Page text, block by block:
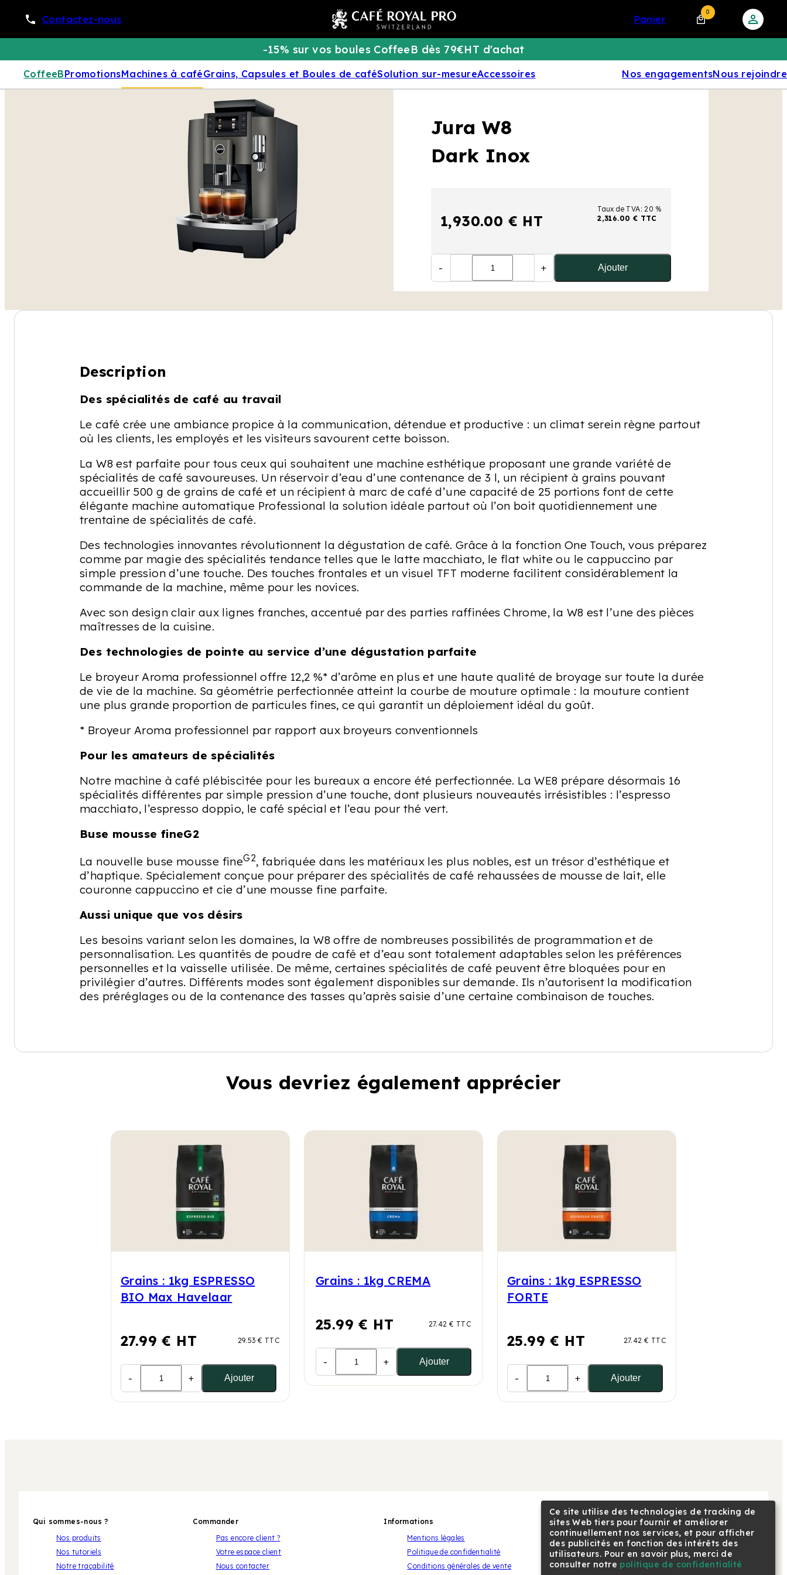
Contactez-nous panier
0
-15% sur vos boules CoffeeB dès 79€HT d'achat
CoffeeBPromotionsMachines à caféGrains, Capsules et Boules de caféSolution sur-mesureAccessoires Nos engagementsNous rejoindre
Jura W8
Dark Inox
1,930.00 € HT
Taux de TVA: 20 %
2,316.00 € TTC
- + Ajouter
Description
Des spécialités de café au travail
Le café crée une ambiance propice à la communication, détendue et productive : un climat serein règne partout
où les clients, les employés et les visiteurs savourent cette boisson.
La W8 est parfaite pour tous ceux qui souhaitent une machine esthétique proposant une grande variété de
spécialités de café savoureuses. Un réservoir d’eau d’une contenance de 3 l, un récipient à grains pouvant
accueillir 500 g de grains de café et un récipient à marc de café d’une capacité de 25 portions font de cette
élégante machine automatique Professional la solution idéale partout où l’on boit quotidiennement une
trentaine de spécialités de café.
Des technologies innovantes révolutionnent la dégustation de café. Grâce à la fonction One Touch, vous préparez
comme par magie des spécialités tendance telles que le latte macchiato, le flat white ou le cappuccino par
simple pression d’une touche. Des touches frontales et un visuel TFT moderne facilitent considérablement la
commande de la machine, même pour les novices.
Avec son design clair aux lignes franches, accentué par des parties raffinées Chrome, la W8 est l’une des pièces
maîtresses de la cuisine.
Des technologies de pointe au service d’une dégustation parfaite
Le broyeur Aroma professionnel offre 12,2 %* d’arôme en plus et une haute qualité de broyage sur toute la durée
de vie de la machine. Sa géométrie perfectionnée atteint la courbe de mouture optimale : la mouture contient
une plus grande proportion de particules fines, ce qui garantit un déploiement idéal du goût.
* Broyeur Aroma professionnel par rapport aux broyeurs conventionnels
Pour les amateurs de spécialités
Notre machine à café plébiscitée pour les bureaux a encore été perfectionnée. La WE8 prépare désormais 16
spécialités différentes par simple pression d’une touche, dont plusieurs nouveautés irrésistibles : l’espresso
macchiato, l’espresso doppio, le café spécial et l’eau pour thé vert.
Buse mousse fineG2
La nouvelle buse mousse fineG2, fabriquée dans les matériaux les plus nobles, est un trésor d’esthétique et
d’haptique. Spécialement conçue pour préparer des spécialités de café rehaussées de mousse de lait, elle
couronne cappuccino et cie d’une mousse fine parfaite.
Aussi unique que vos désirs
Les besoins variant selon les domaines, la W8 offre de nombreuses possibilités de programmation et de
personnalisation. Les quantités de poudre de café et d’eau sont totalement adaptables selon les préférences
personnelles et la vaisselle utilisée. De même, certaines spécialités de café peuvent être bloquées pour en
privilégier d’autres. Différents modes sont également disponibles sur demande. Ils n’autorisent la modification
des préréglages ou de la contenance des tasses qu’après saisie d’une certaine combinaison de touches.
Vous devriez également apprécier
Grains : 1kg ESPRESSO
BIO Max Havelaar
27.99 € HT 29.53 € TTC
- + Ajouter
Grains : 1kg CREMA
25.99 € HT 27.42 € TTC
- + Ajouter
Grains : 1kg ESPRESSO
FORTE
25.99 € HT 27.42 € TTC
- + Ajouter
Qui sommes-nous ?
Nos produits
Nos tutoriels
Notre traçabilité
Commander
Pas encore client ?
Votre espace client
Nous contacter
Informations
Mentions légales
Politique de confidentialité
Conditions générales de vente
NOUS SUIVRE
Linkedin
Facebook
Youtube
Ce site utilise des technologies de tracking de
sites Web tiers pour fournir et améliorer
continuellement nos services, et pour afficher
des publicités en fonction des intérêts des
utilisateurs. Pour en savoir plus, merci de
consulter notre politique de confidentialité